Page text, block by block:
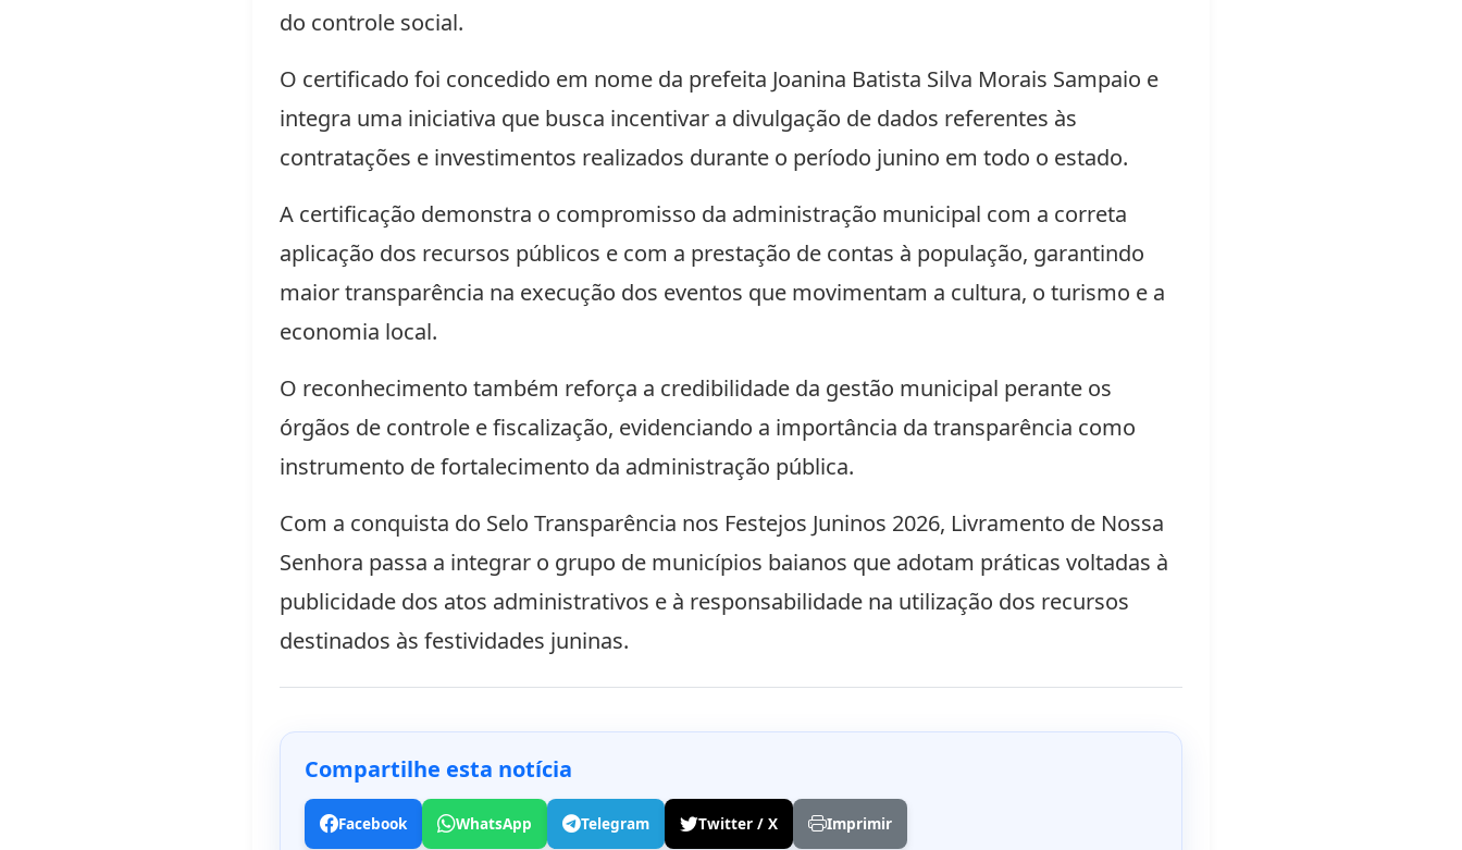
do controle social.
O certificado foi concedido em nome da prefeita Joanina Batista Silva Morais Sampaio e
integra uma iniciativa que busca incentivar a divulgação de dados referentes às
contratações e investimentos realizados durante o período junino em todo o estado.
A certificação demonstra o compromisso da administração municipal com a correta
aplicação dos recursos públicos e com a prestação de contas à população, garantindo
maior transparência na execução dos eventos que movimentam a cultura, o turismo e a
economia local.
O reconhecimento também reforça a credibilidade da gestão municipal perante os
órgãos de controle e fiscalização, evidenciando a importância da transparência como
instrumento de fortalecimento da administração pública.
Com a conquista do Selo Transparência nos Festejos Juninos 2026, Livramento de Nossa
Senhora passa a integrar o grupo de municípios baianos que adotam práticas voltadas à
publicidade dos atos administrativos e à responsabilidade na utilização dos recursos
destinados às festividades juninas.
Compartilhe esta notícia
Facebook WhatsApp Telegram Twitter / X Imprimir